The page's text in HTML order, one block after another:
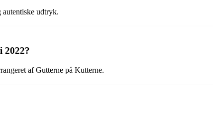
autentiske udtryk.
2022?
af Gutterne på Kutterne.